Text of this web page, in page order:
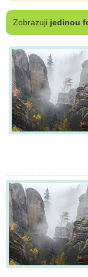
Zobrazuji jedinou